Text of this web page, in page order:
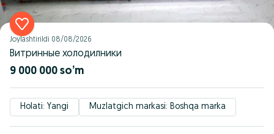
Joylashtirildi 08/08/2026
Витринные холодилники
9 000 000 so’m
Holati: Yangi Muzlatgich markasi: Boshqa marka